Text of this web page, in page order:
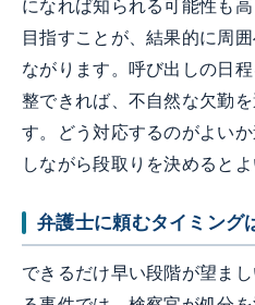
になれば知られる可能性も
目指すことが、結果的に周
ながります。呼び出しの日
整できれば、不自然な欠勤
す。どう対応するのがよい
しながら段取りを決めるとよ
弁護士に頼むタイミング
できるだけ早い段階が望ま